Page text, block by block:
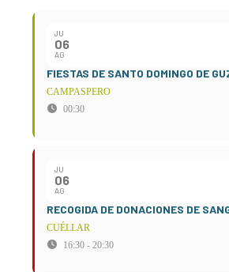
JU
06
AG
FIESTAS DE SANTO DOMINGO DE
CAMPASPERO
00:30
JU
06
AG
RECOGIDA DE DONACIONES DE
CUÉLLAR
16:30 - 20:30